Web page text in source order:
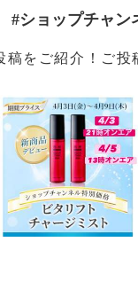
#ショップチャン
をご紹介！ご投